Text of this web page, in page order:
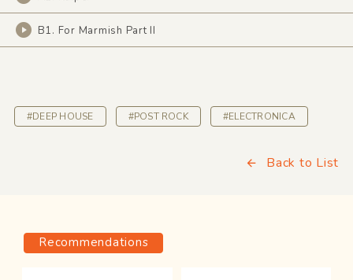
B1. For Marmish Part II
#DEEP HOUSE #POST ROCK #ELECTRONICA
Back to List
Recommendations